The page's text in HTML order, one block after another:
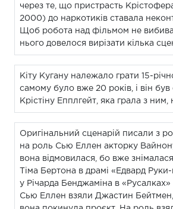
через те, що пристрасть
2000) до наркотиків ставала
Щоб робота над фільмом не
нього довелося вирізати кілька
Кіту Кугану належало грати 15-
самому було вже 20 років, і він
Крістіну Епплгейт, яка грала з ним,
Оригінальний сценарій писали з
на роль Сью Еллен акторку
вона відмовилася, бо вже
Тіма Бертона в драмі «Едвард
у Річарда Бенджаміна в
Сью Еллен взяли Джастин